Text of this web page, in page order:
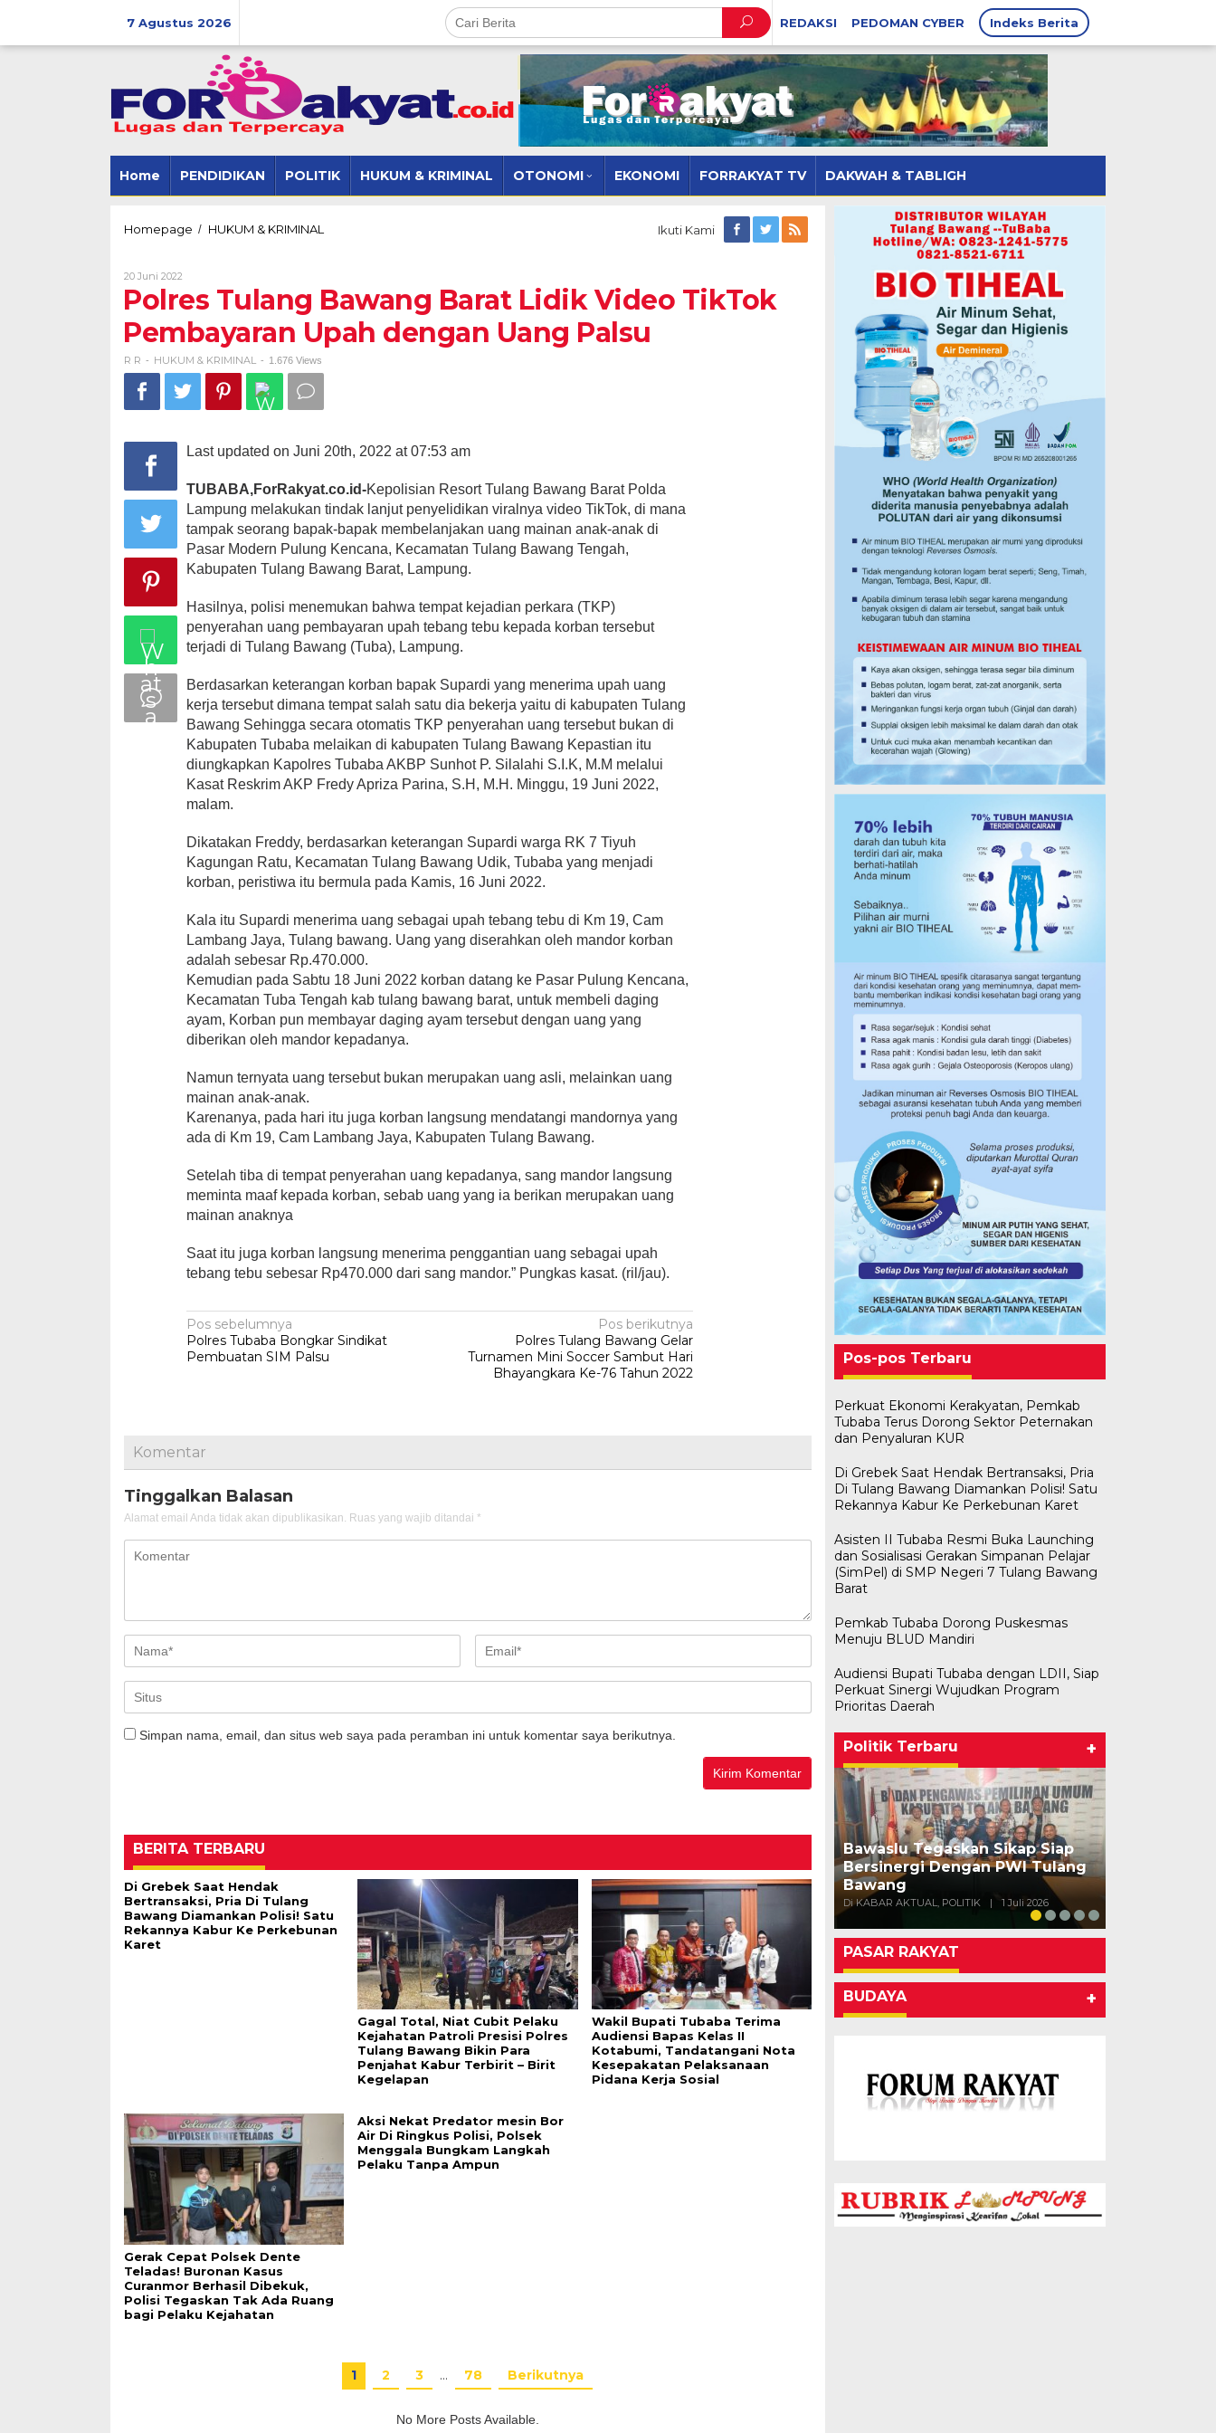
7 Agustus 2026 REDAKSI PEDOMAN CYBER Indeks Berita
Home PENDIDIKAN POLITIK HUKUM & KRIMINAL OTONOMI EKONOMI FORRAKYAT TV DAKWAH & TABLIGH
Homepage / HUKUM & KRIMINAL
Lidik
Video
TikTok
Pembayaran
dengan
Palsu
Ikuti Kami
20 Juni 2022
R
Polres Tulang Bawang Barat Lidik Video TikTok
Pembayaran Upah dengan Uang Palsu
R R - HUKUM & KRIMINAL - 1.676 Views
Last updated on Juni 20th, 2022 at 07:53 am
TUBABA,ForRakyat.co.id-Kepolisian Resort Tulang Bawang Barat Polda
Lampung melakukan tindak lanjut penyelidikan viralnya video TikTok, di mana
tampak seorang bapak-bapak membelanjakan uang mainan anak-anak di
Pasar Modern Pulung Kencana, Kecamatan Tulang Bawang Tengah,
Kabupaten Tulang Bawang Barat, Lampung.
Hasilnya, polisi menemukan bahwa tempat kejadian perkara (TKP)
penyerahan uang pembayaran upah tebang tebu kepada korban tersebut
terjadi di Tulang Bawang (Tuba), Lampung.
Berdasarkan keterangan korban bapak Supardi yang menerima upah uang
kerja tersebut dimana tempat salah satu dia bekerja yaitu di kabupaten Tulang
Bawang Sehingga secara otomatis TKP penyerahan uang tersebut bukan di
Kabupaten Tubaba melaikan di kabupaten Tulang Bawang Kepastian itu
diungkapkan Kapolres Tubaba AKBP Sunhot P. Silalahi S.I.K, M.M melalui
Kasat Reskrim AKP Fredy Apriza Parina, S.H, M.H. Minggu, 19 Juni 2022,
malam.
Dikatakan Freddy, berdasarkan keterangan Supardi warga RK 7 Tiyuh
Kagungan Ratu, Kecamatan Tulang Bawang Udik, Tubaba yang menjadi
korban, peristiwa itu bermula pada Kamis, 16 Juni 2022.
Kala itu Supardi menerima uang sebagai upah tebang tebu di Km 19, Cam
Lambang Jaya, Tulang bawang. Uang yang diserahkan oleh mandor korban
adalah sebesar Rp.470.000.
Kemudian pada Sabtu 18 Juni 2022 korban datang ke Pasar Pulung Kencana,
Kecamatan Tuba Tengah kab tulang bawang barat, untuk membeli daging
ayam, Korban pun membayar daging ayam tersebut dengan uang yang
diberikan oleh mandor kepadanya.
Namun ternyata uang tersebut bukan merupakan uang asli, melainkan uang
mainan anak-anak.
Karenanya, pada hari itu juga korban langsung mendatangi mandornya yang
ada di Km 19, Cam Lambang Jaya, Kabupaten Tulang Bawang.
Setelah tiba di tempat penyerahan uang kepadanya, sang mandor langsung
meminta maaf kepada korban, sebab uang yang ia berikan merupakan uang
mainan anaknya
Saat itu juga korban langsung menerima penggantian uang sebagai upah
tebang tebu sebesar Rp470.000 dari sang mandor.” Pungkas kasat. (ril/jau).
Navigasi
pos
Pos sebelumnya
Polres Tubaba Bongkar Sindikat
Pembuatan SIM Palsu
Pos berikutnya
Polres Tulang Bawang Gelar
Turnamen Mini Soccer Sambut Hari
Bhayangkara Ke-76 Tahun 2022
Komentar
Tinggalkan Balasan
Alamat email Anda tidak akan dipublikasikan. Ruas yang wajib ditandai *
Simpan nama, email, dan situs web saya pada peramban ini untuk komentar saya berikutnya.
BERITA TERBARU
Di Grebek Saat Hendak
Bertransaksi, Pria Di Tulang
Bawang Diamankan Polisi! Satu
Rekannya Kabur Ke Perkebunan
Karet
Gagal Total, Niat Cubit Pelaku
Kejahatan Patroli Presisi Polres
Tulang Bawang Bikin Para
Penjahat Kabur Terbirit – Birit
Kegelapan
Wakil Bupati Tubaba Terima
Audiensi Bapas Kelas II
Kotabumi, Tandatangani Nota
Kesepakatan Pelaksanaan
Pidana Kerja Sosial
Gerak Cepat Polsek Dente
Teladas! Buronan Kasus
Curanmor Berhasil Dibekuk,
Polisi Tegaskan Tak Ada Ruang
bagi Pelaku Kejahatan
Aksi Nekat Predator mesin Bor
Air Di Ringkus Polisi, Polsek
Menggala Bungkam Langkah
Pelaku Tanpa Ampun
1 2 3 … 78 Berikutnya
No More Posts Available.
Pos-pos Terbaru
Perkuat Ekonomi Kerakyatan, Pemkab
Tubaba Terus Dorong Sektor Peternakan
dan Penyaluran KUR
Di Grebek Saat Hendak Bertransaksi, Pria
Di Tulang Bawang Diamankan Polisi! Satu
Rekannya Kabur Ke Perkebunan Karet
Asisten II Tubaba Resmi Buka Launching
dan Sosialisasi Gerakan Simpanan Pelajar
(SimPel) di SMP Negeri 7 Tulang Bawang
Barat
Pemkab Tubaba Dorong Puskesmas
Menuju BLUD Mandiri
Audiensi Bupati Tubaba dengan LDII, Siap
Perkuat Sinergi Wujudkan Program
Prioritas Daerah
Politik Terbaru +
Bawaslu Tegaskan Sikap Siap
Bersinergi Dengan PWI Tulang
Bawang
Di KABAR AKTUAL, POLITIK | 1 Juli 2026
PASAR RAKYAT
BUDAYA +